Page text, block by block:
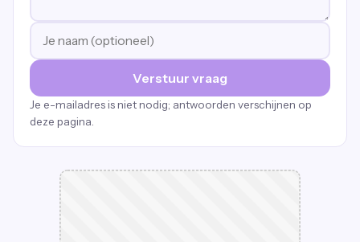
Verstuur vraag
Je e-mailadres is niet nodig; antwoorden verschijnen op
deze pagina.